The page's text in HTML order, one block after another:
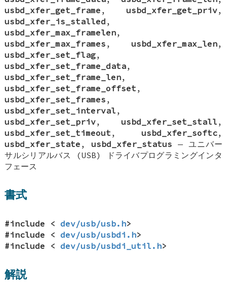
usbd_xfer_get_frame , usbd_xfer_get_priv,
usbd_xfer_is_stalled ,
usbd_xfer_max_framelen,
usbd_xfer_max_frames , usbd_xfer_max_len,
usbd_xfer_set_flag,
usbd_xfer_set_frame_data,
usbd_xfer_set_frame_len,
usbd_xfer_set_frame_offset ,
usbd_xfer_set_frames ,
usbd_xfer_set_interval ,
usbd_xfer_set_priv, usbd_xfer_set_stall ,
usbd_xfer_set_timeout , usbd_xfer_softc,
usbd_xfer_state ,usbd_xfer_status — ユニバー
サルシリアルバス (USB) ドライバプログラミングインタ
フェース
書式
#include <dev/usb/usb.h>
#include <dev/usb/usbdi.h>
#include <dev/usb/usbdi_util.h>
解説